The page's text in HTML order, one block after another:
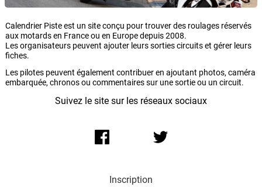
Calendrier Piste est un site conçu pour trouver des roulages réservés
aux motards en France ou en Europe depuis 2008.
Les organisateurs peuvent ajouter leurs sorties circuits et gérer leurs
fiches.
Les pilotes peuvent également contribuer en ajoutant photos, caméra
embarquée, chronos ou commentaires sur une sortie ou un circuit.
Suivez le site sur les réseaux sociaux
Inscription